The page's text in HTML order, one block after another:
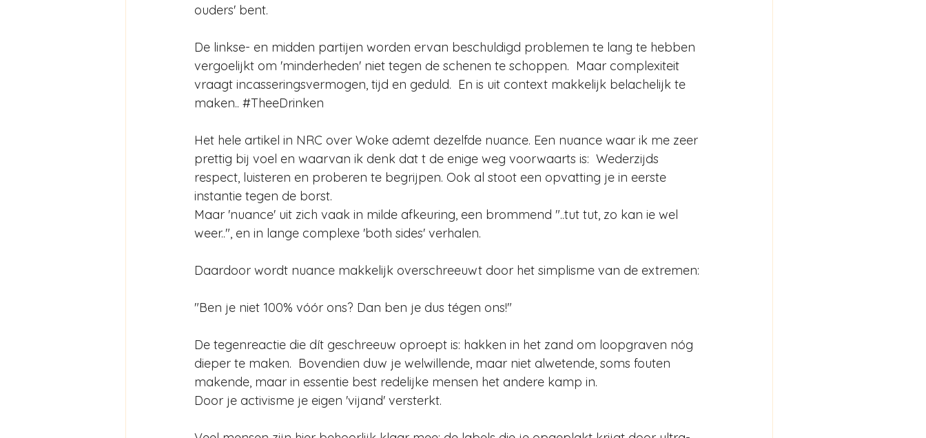
ouders' bent.
De linkse- en midden partijen worden ervan beschuldigd problemen te lang te hebben
vergoelijkt om 'minderheden' niet tegen de schenen te schoppen.  Maar complexiteit
vraagt incasseringsvermogen, tijd en geduld.  En is uit context makkelijk belachelijk te
maken.. #TheeDrinken
Het hele artikel in NRC over Woke ademt dezelfde nuance. Een nuance waar ik me zeer
prettig bij voel en waarvan ik denk dat t de enige weg voorwaarts is:  Wederzijds
respect, luisteren en proberen te begrijpen. Ook al stoot een opvatting je in eerste
instantie tegen de borst.
Maar 'nuance' uit zich vaak in milde afkeuring, een brommend "..tut tut, zo kan ie wel
weer..", en in lange complexe 'both sides' verhalen.
Daardoor wordt nuance makkelijk overschreeuwt door het simplisme van de extremen:
"Ben je niet 100% vóór ons? Dan ben je dus tégen ons!"
De tegenreactie die dít geschreeuw oproept is: hakken in het zand om loopgraven nóg
dieper te maken.  Bovendien duw je welwillende, maar niet alwetende, soms fouten
makende, maar in essentie best redelijke mensen het andere kamp in.
Door je activisme je eigen 'vijand' versterkt.